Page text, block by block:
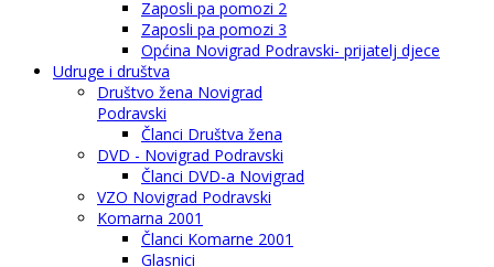
Zaposli pa pomozi 2
Zaposli pa pomozi 3
Općina Novigrad Podravski- prijatelj djece
Udruge i društva
Društvo žena Novigrad
Podravski
Članci Društva žena
DVD - Novigrad Podravski
Članci DVD-a Novigrad
VZO Novigrad Podravski
Komarna 2001
Članci Komarne 2001
Glasnici